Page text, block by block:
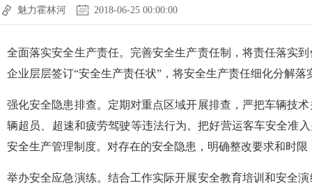
魅力霍林河 2018-06-25 00:00:00
全面落实安全生产责任。完善安全生产责任制，将责任落实
企业层层签订“安全生产责任状”，将安全生产责任细化分解落
强化安全隐患排查。定期对重点区域开展排查，严把车辆技
辆超员、超速和疲劳驾驶等违法行为。把好营运客车安全准
安全生产管理制度。对存在的安全隐患，明确整改要求和时
举办安全应急演练。结合工作实际开展安全教育培训和安全